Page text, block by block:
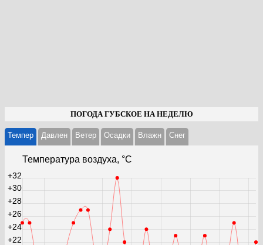
ПОГОДА ГУБСКОЕ НА НЕДЕЛЮ
Темпер Давлен Ветер Осадки Влажн Cнег
Температура воздуха, °С
+22
+24
+26
+28
+30
+32